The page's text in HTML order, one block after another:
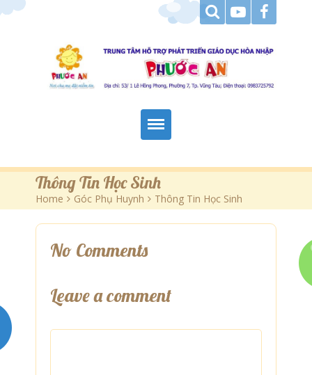
Trang Chủ
Giới Thiệu
Góc Báo Chí
Quyết định – Kế hoạch
Thông Tin Học Sinh
Home > Góc Phụ Huynh > Thông Tin Học Sinh
No Comments
Leave a comment